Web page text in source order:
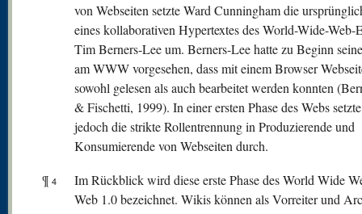
von Webseiten setzte Ward Cunningham die
eines kollaborativen Hypertextes des World-Wide-Web-
Tim Berners-Lee um. Berners-Lee hatte zu Beginn
am WWW vorgesehen, dass mit einem Browser
sowohl gelesen als auch bearbeitet werden konnten
& Fischetti, 1999). In einer ersten Phase des Webs
jedoch die strikte Rollentrennung in Produzierende und
Konsumierende von Webseiten durch.
¶ 4
Im Rückblick wird diese erste Phase des World Wide
Web 1.0 bezeichnet. Wikis können als Vorreiter und